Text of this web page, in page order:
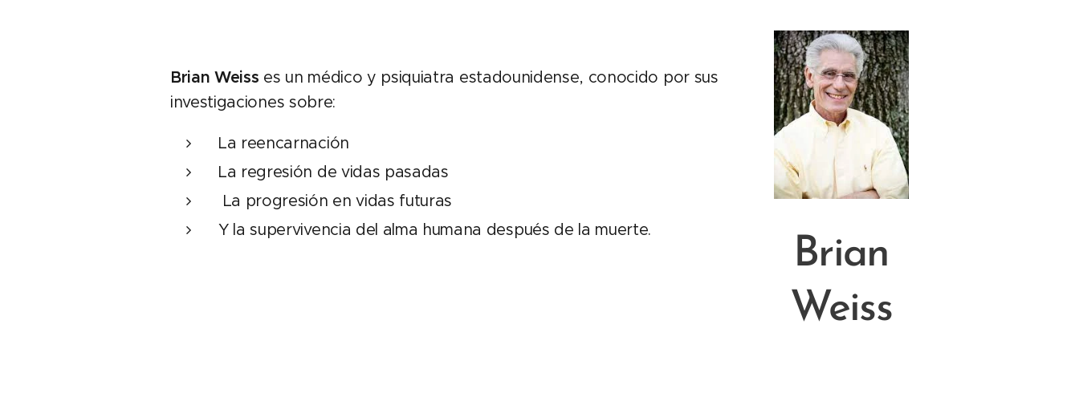
Brian Weiss es un médico y psiquiatra estadounidense, conocido por sus
investigaciones sobre:
La reencarnación
La regresión de vidas pasadas
​ La progresión en vidas futuras
Y la supervivencia del alma humana después de la muerte.
Brian
Weiss